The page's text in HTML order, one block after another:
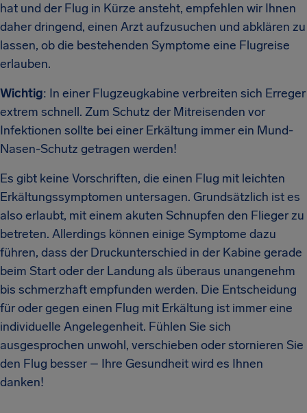
hat und der Flug in Kürze ansteht, empfehlen wir Ihnen
daher dringend, einen Arzt aufzusuchen und abklären zu
lassen, ob die bestehenden Symptome eine Flugreise
erlauben.
Wichtig: In einer Flugzeugkabine verbreiten sich Erreger
extrem schnell. Zum Schutz der Mitreisenden vor
Infektionen sollte bei einer Erkältung immer ein Mund-
Nasen-Schutz getragen werden!
Es gibt keine Vorschriften, die einen Flug mit leichten
Erkältungssymptomen untersagen. Grundsätzlich ist es
also erlaubt, mit einem akuten Schnupfen den Flieger zu
betreten. Allerdings können einige Symptome dazu
führen, dass der Druckunterschied in der Kabine gerade
beim Start oder der Landung als überaus unangenehm
bis schmerzhaft empfunden werden. Die Entscheidung
für oder gegen einen Flug mit Erkältung ist immer eine
individuelle Angelegenheit. Fühlen Sie sich
ausgesprochen unwohl, verschieben oder stornieren Sie
den Flug besser – Ihre Gesundheit wird es Ihnen
danken!